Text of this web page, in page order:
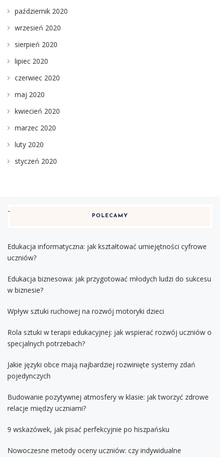
październik 2020
wrzesień 2020
sierpień 2020
lipiec 2020
czerwiec 2020
maj 2020
kwiecień 2020
marzec 2020
luty 2020
styczeń 2020
POLECAMY
Edukacja informatyczna: jak kształtować umiejętności cyfrowe
uczniów?
Edukacja biznesowa: jak przygotować młodych ludzi do sukcesu
w biznesie?
Wpływ sztuki ruchowej na rozwój motoryki dzieci
Rola sztuki w terapii edukacyjnej: jak wspierać rozwój uczniów o
specjalnych potrzebach?
Jakie języki obce mają najbardziej rozwinięte systemy zdań
pojedynczych
Budowanie pozytywnej atmosfery w klasie: jak tworzyć zdrowe
relacje między uczniami?
9 wskazówek, jak pisać perfekcyjnie po hiszpańsku
Nowoczesne metody oceny uczniów: czy indywidualne